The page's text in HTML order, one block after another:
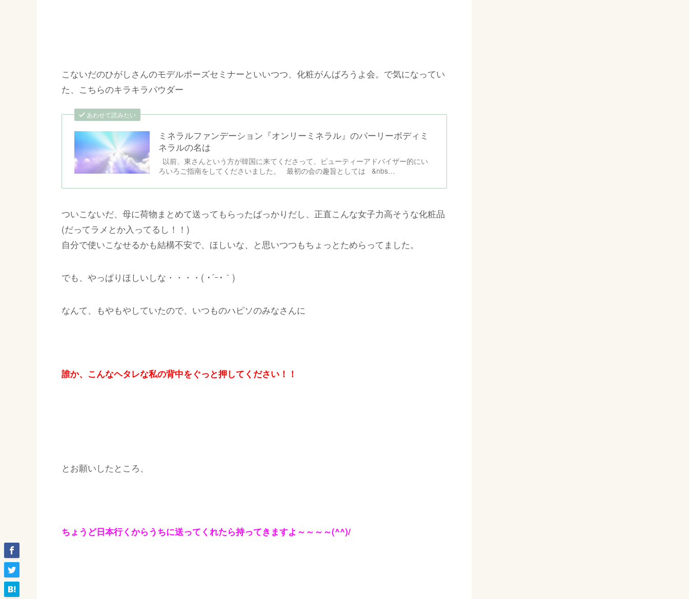
こないだのひがしさんのモデルポーズセミナーといいつつ、化粧がんばろうよ会。で気になってい
た、こちらのキラキラパウダー
あわせて読みたい
ミネラルファンデーション『オンリーミネラル』のパーリーボディミ
ネラルの名は
以前、東さんという方が韓国に来てくださって、ビューティーアドバイザー的にい
ろいろご指南をしてくださいました。 最初の会の趣旨としては &nbs…
ついこないだ、母に荷物まとめて送ってもらったばっかりだし、正直こんな女子力高そうな化粧品
(だってラメとか入ってるし！！)
自分で使いこなせるかも結構不安で、ほしいな、と思いつつもちょっとためらってました。
でも、やっぱりほしいしな・・・・( ･´ｰ･｀)
なんて、もやもやしていたので、いつものハピソのみなさんに
誰か、こんなヘタレな私の背中をぐっと押してください！！
とお願いしたところ、
ちょうど日本行くからうちに送ってくれたら持ってきますよ～～～～(^^)/